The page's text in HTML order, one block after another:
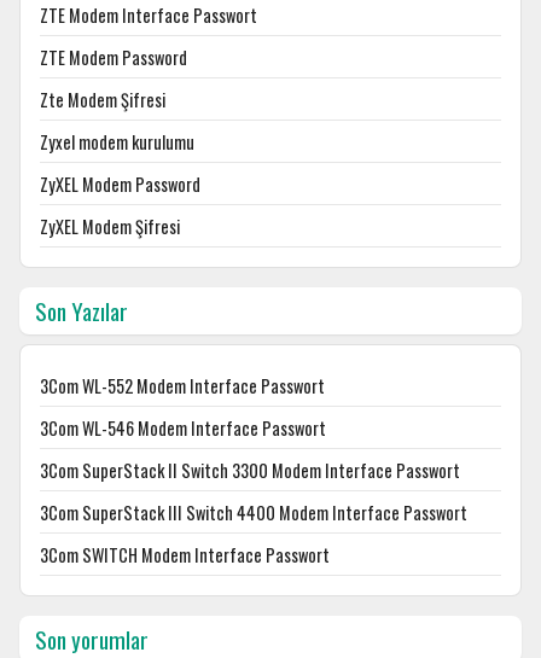
ZTE Modem Interface Passwort
ZTE Modem Password
Zte Modem Şifresi
Zyxel modem kurulumu
ZyXEL Modem Password
ZyXEL Modem Şifresi
Son Yazılar
3Com WL-552 Modem Interface Passwort
3Com WL-546 Modem Interface Passwort
3Com SuperStack II Switch 3300 Modem Interface Passwort
3Com SuperStack III Switch 4400 Modem Interface Passwort
3Com SWITCH Modem Interface Passwort
Son yorumlar